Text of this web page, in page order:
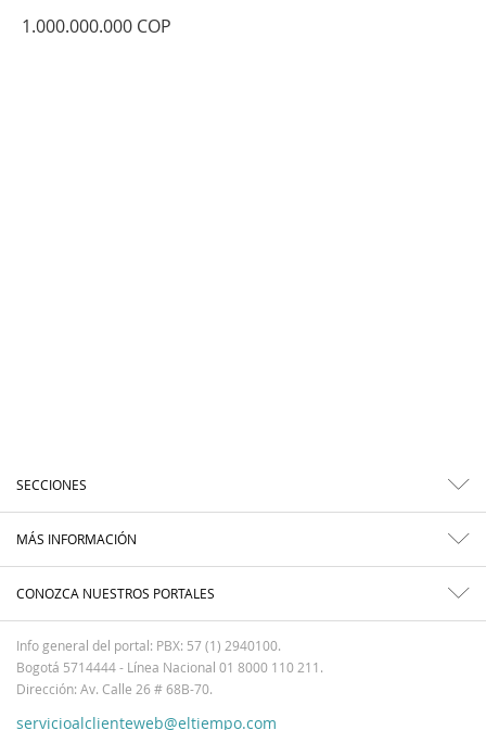
1.000.000.000 COP
SECCIONES
MÁS INFORMACIÓN
CONOZCA NUESTROS PORTALES
Info general del portal: PBX: 57 (1) 2940100.
Bogotá 5714444 - Línea Nacional 01 8000 110 211.
Dirección: Av. Calle 26 # 68B-70.
servicioalclienteweb@eltiempo.com